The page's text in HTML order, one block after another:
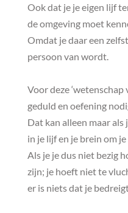
Ook dat je je eigen lijf
de omgeving moet
Omdat je daar een
persoon van wordt.
Voor deze ‘wetenschap
geduld en oefening
Dat kan alleen maar
in je lijf en je brein om
Als je je dus niet bezig
zijn; je hoeft niet te
er is niets dat je